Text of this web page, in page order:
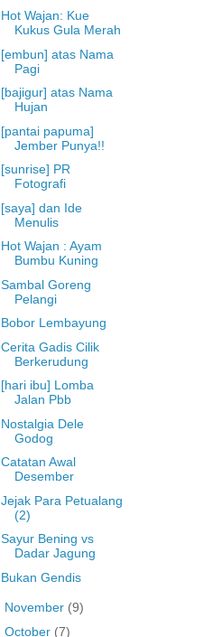
Hot Wajan: Kue
Kukus Gula Merah
[embun] atas Nama
Pagi
[bajigur] atas Nama
Hujan
[pantai papuma]
Jember Punya!!
[sunrise] PR
Fotografi
[saya] dan Ide
Menulis
Hot Wajan : Ayam
Bumbu Kuning
Sambal Goreng
Pelangi
Bobor Lembayung
Cerita Gadis Cilik
Berkerudung
[hari ibu] Lomba
Jalan Pbb
Nostalgia Dele
Godog
Catatan Awal
Desember
Jejak Para Petualang
(2)
Sayur Bening vs
Dadar Jagung
Bukan Gendis
November (9)
October (7)